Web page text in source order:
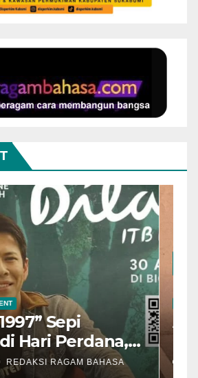
1997” Sepi
di Hari Perdana,
Nilai Cerita
REDAKSI RAGAM BAHASA